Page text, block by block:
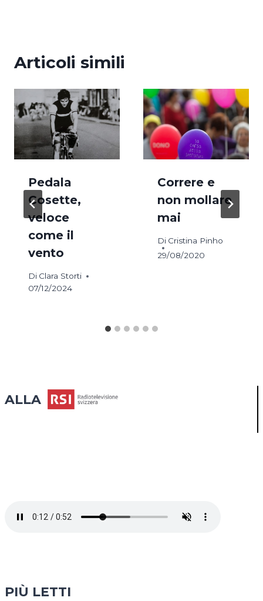
Articoli simili
Pedala
Cosette,
veloce
come il
vento
Di Clara Storti
07/12/2024
Correre e
non mollare
mai
Di Cristina Pinho
29/08/2020
ALLA
PIÙ LETTI